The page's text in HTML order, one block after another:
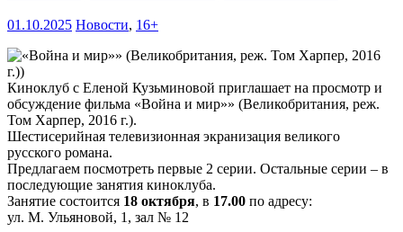
01.10.2025 Новости, 16+
Киноклуб с Еленой Кузьминовой приглашает на просмотр и
обсуждение фильма «Война и мир»» (Великобритания, реж.
Том Харпер, 2016 г.).
Шестисерийная телевизионная экранизация великого
русского романа.
Предлагаем посмотреть первые 2 серии. Остальные серии – в
последующие занятия киноклуба.
Занятие состоится 18 октября, в 17.00 по адресу:
ул. М. Ульяновой, 1, зал № 12